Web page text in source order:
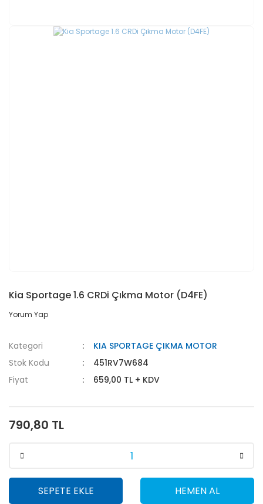
Kia Sportage 1.6 CRDi Çıkma Motor (D4FE)
Yorum Yap
Kategori
KIA SPORTAGE ÇIKMA MOTOR
Stok Kodu
451RV7W684
Fiyat
659,00 TL + KDV
790,80 TL
SEPETE EKLE HEMEN AL